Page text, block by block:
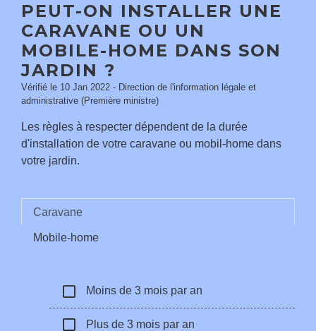
PEUT-ON INSTALLER UNE
CARAVANE OU UN
MOBILE-HOME DANS SON
JARDIN ?
Vérifié le 10 Jan 2022 - Direction de l'information légale et
administrative (Première ministre)
Les règles à respecter dépendent de la durée
d'installation de votre caravane ou mobil-home dans
votre jardin.
Caravane
Mobile-home
check_box_outline_blank Moins de 3 mois par an
check_box_outline_blank Plus de 3 mois par an